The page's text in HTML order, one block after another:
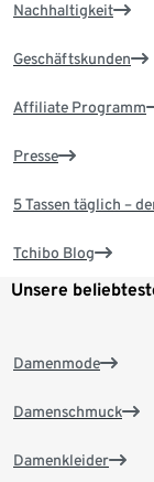
Nachhaltigkeit
Geschäftskunden
Affiliate Programm
Presse
5 Tassen täglich –
Tchibo Blog
Unsere
Damenmode
Damenschmuck
Damenkleider